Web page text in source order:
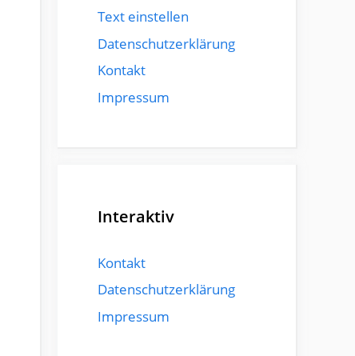
Text einstellen
Datenschutzerklärung
Kontakt
Impressum
Interaktiv
Kontakt
Datenschutzerklärung
Impressum